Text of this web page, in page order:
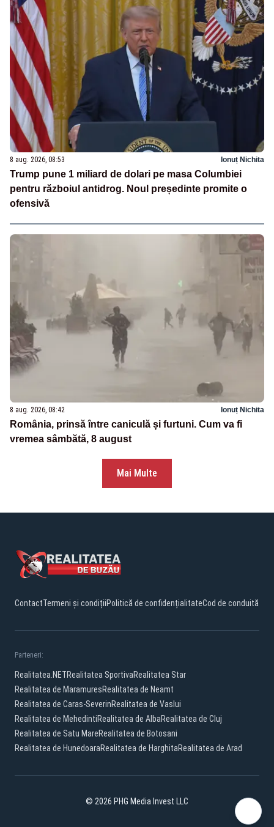
8 aug. 2026, 08:53 Ionuț Nichita
Trump pune 1 miliard de dolari pe masa Columbiei
pentru războiul antidrog. Noul președinte promite o
ofensivă
8 aug. 2026, 08:42 Ionuț Nichita
România, prinsă între caniculă și furtuni. Cum va fi
vremea sâmbătă, 8 august
Mai Multe
ContactTermeni și condițiiPolitică de confidențialitateCod de conduită
Parteneri:
Realitatea.NETRealitatea SportivaRealitatea Star
Realitatea de MaramuresRealitatea de Neamt
Realitatea de Caras-SeverinRealitatea de Vaslui
Realitatea de MehedintiRealitatea de AlbaRealitatea de Cluj
Realitatea de Satu MareRealitatea de Botosani
Realitatea de HunedoaraRealitatea de HarghitaRealitatea de Arad
© 2026 PHG Media Invest LLC